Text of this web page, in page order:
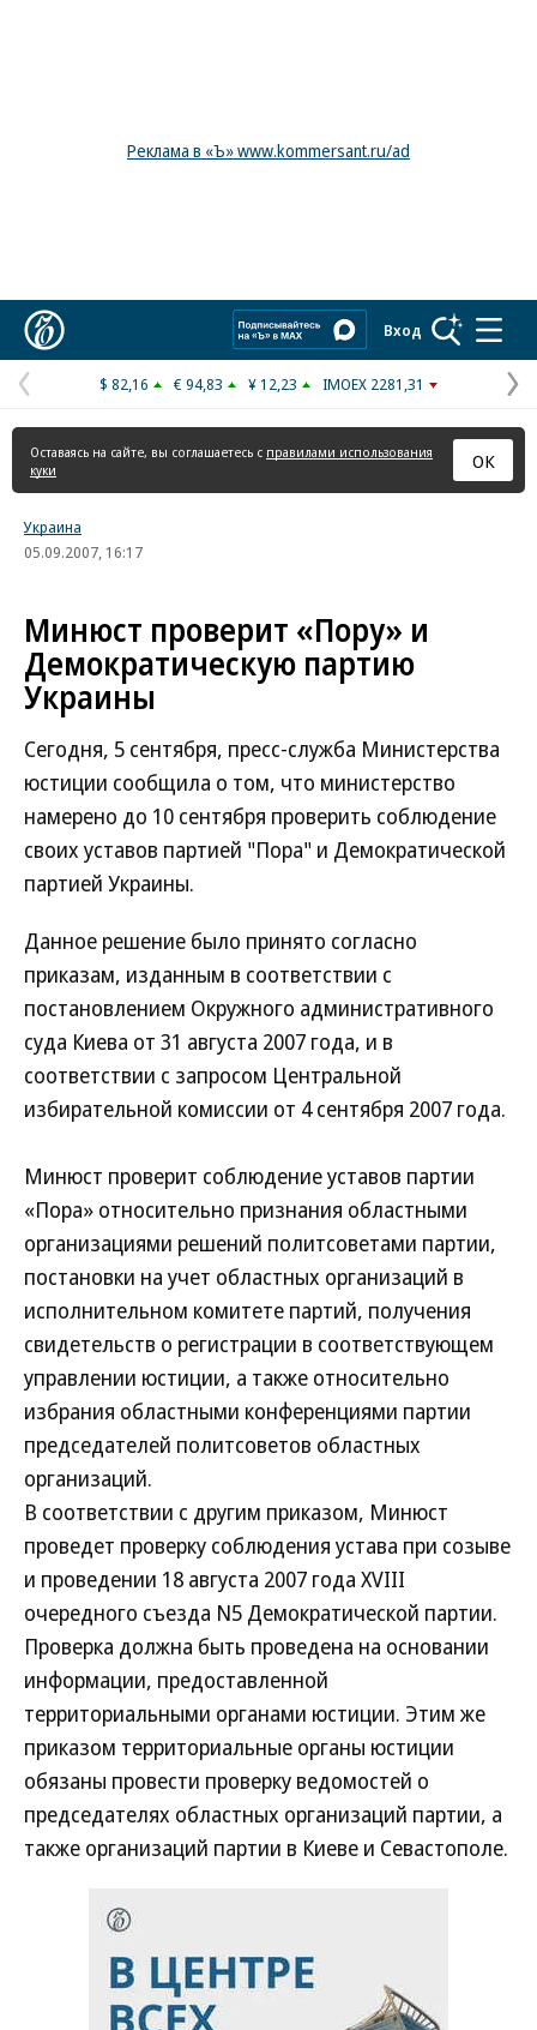
Реклама в «Ъ» www.kommersant.ru/ad
Вход
Предыдущая
страница
$ 82,16 € 94,83 ¥ 12,23 IMOEX 2281,31
Оставаясь на сайте, вы соглашаетесь с правилами использования
куки
ОК
Украина
05.09.2007, 16:17
Минюст проверит «Пору» и
Демократическую партию
Украины
Сегодня, 5 сентября, пресс-служба Министерства
юстиции сообщила о том, что министерство
намерено до 10 сентября проверить соблюдение
своих уставов партией "Пора" и Демократической
партией Украины.
Данное решение было принято согласно
приказам, изданным в соответствии с
постановлением Окружного административного
суда Киева от 31 августа 2007 года, и в
соответствии с запросом Центральной
избирательной комиссии от 4 сентября 2007 года.
Минюст проверит соблюдение уставов партии
«Пора» относительно признания областными
организациями решений политсоветами партии,
постановки на учет областных организаций в
исполнительном комитете партий, получения
свидетельств о регистрации в соответствующем
управлении юстиции, а также относительно
избрания областными конференциями партии
председателей политсоветов областных
организаций.
В соответствии с другим приказом, Минюст
проведет проверку соблюдения устава при созыве
и проведении 18 августа 2007 года XVIII
очередного съезда N5 Демократической партии.
Проверка должна быть проведена на основании
информации, предоставленной
территориальными органами юстиции. Этим же
приказом территориальные органы юстиции
обязаны провести проверку ведомостей о
председателях областных организаций партии, а
также организаций партии в Киеве и Севастополе.